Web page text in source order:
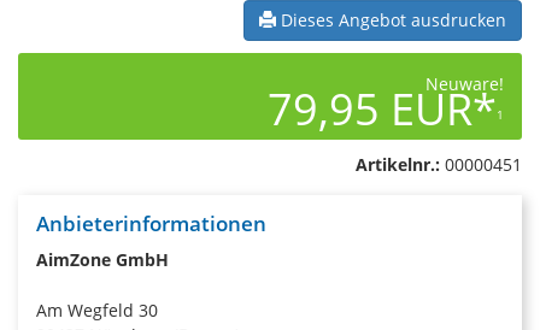
Dieses Angebot ausdrucken
Neuware!
79,95 EUR*1
Artikelnr.: 00000451
Anbieterinformationen
AimZone GmbH
Am Wegfeld 30